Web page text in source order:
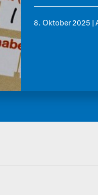
8. Oktober 2025 |